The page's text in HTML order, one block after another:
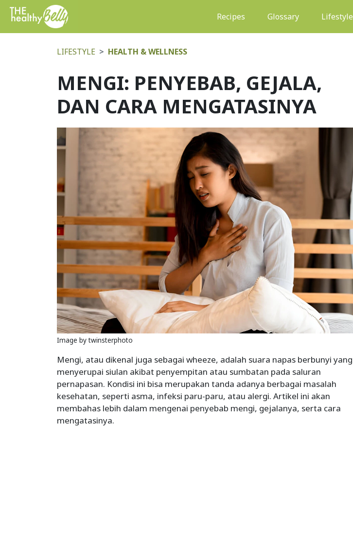
Recipes (current)Glossary Lifestyle
LIFESTYLE HEALTH & WELLNESS
MENGI: PENYEBAB, GEJALA,
DAN CARA MENGATASINYA
Image by twinsterphoto
Mengi, atau dikenal juga sebagai wheeze, adalah suara napas berbunyi yang
menyerupai siulan akibat penyempitan atau sumbatan pada saluran
pernapasan. Kondisi ini bisa merupakan tanda adanya berbagai masalah
kesehatan, seperti asma, infeksi paru-paru, atau alergi. Artikel ini akan
membahas lebih dalam mengenai penyebab mengi, gejalanya, serta cara
mengatasinya.